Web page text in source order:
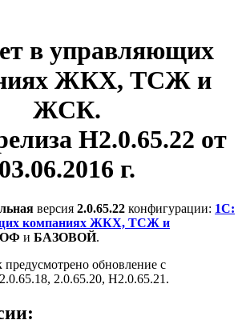
в управляющих
ЖКХ, ТСЖ и
ЖСК.
Н2.0.65.22 от
03.06.2016 г.
версия 2.0.65.22 конфигурации: 1С:
компаниях ЖКХ, ТСЖ и
и БАЗОВОЙ.
предусмотрено обновление с
2.0.65.20, Н2.0.65.21.